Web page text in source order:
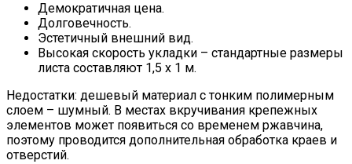
Демократичная цена.
Долговечность.
Эстетичный внешний вид.
Высокая скорость укладки – стандартные размеры
листа составляют 1,5 х 1 м.
Недостатки: дешевый материал с тонким полимерным
слоем – шумный. В местах вкручивания крепежных
элементов может появиться со временем ржавчина,
поэтому проводится дополнительная обработка краев и
отверстий.